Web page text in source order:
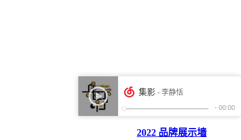
2022 品牌展示墙